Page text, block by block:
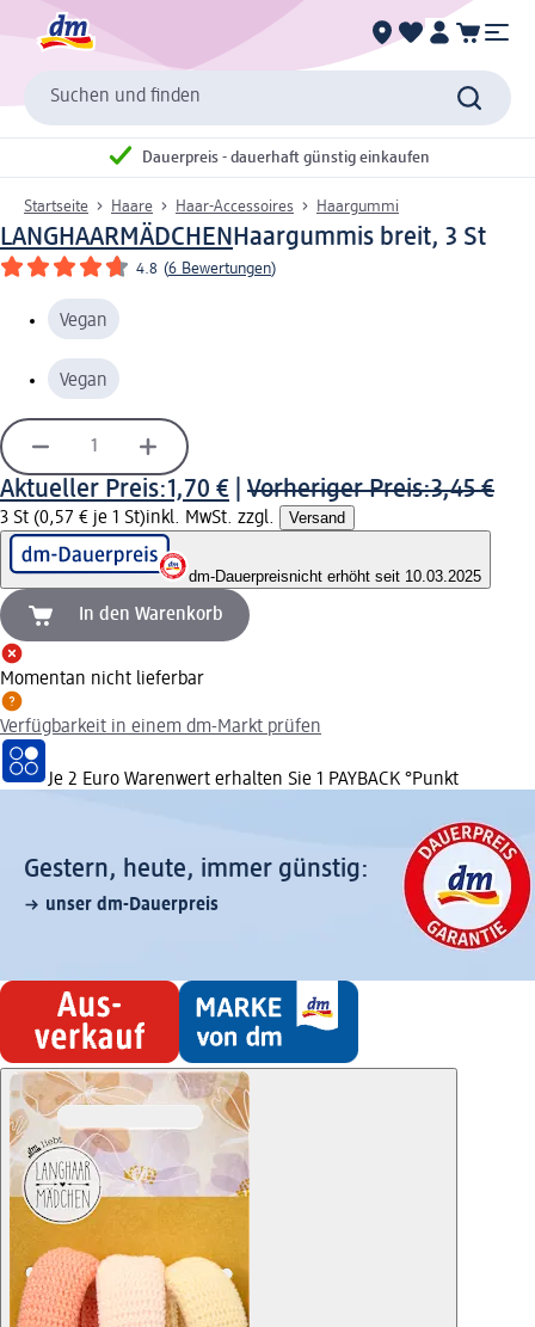
Suchen und finden
Dauerpreis - dauerhaft günstig einkaufen
Startseite Haare Haar-Accessoires Haargummi
LANGHAARMÄDCHEN Haargummis breit, 3 St
4.8 (6 Bewertungen)
Vegan
Vegan
Aktueller Preis:1,70 € Vorheriger Preis:3,45 €
3 St (0,57 € je 1 St)inkl. MwSt. zzgl. Versand
dm-Dauerpreisnicht erhöht seit 10.03.2025
In den Warenkorb
Momentan nicht lieferbar
Verfügbarkeit in einem dm-Markt prüfen
Je 2 Euro Warenwert erhalten Sie 1 PAYBACK °Punkt
Gestern, heute, immer günstig:
unser dm-Dauerpreis